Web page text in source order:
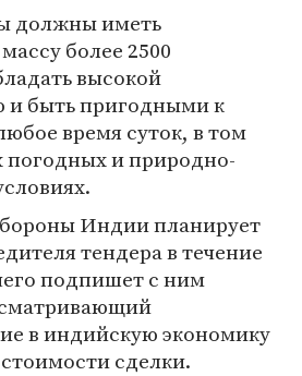
должны иметь
более 2500
высокой
и быть пригодными к
время суток, в том
погодных и природно-
Индии планирует
тендера в течение
подпишет с ним
в индийскую экономику
сделки.